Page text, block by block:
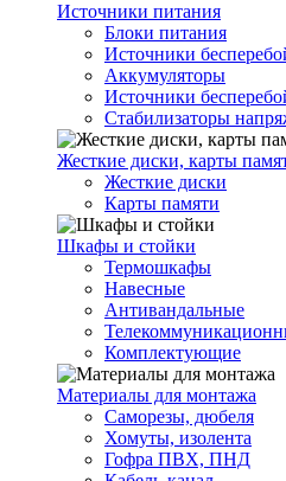
Источники питания
Блоки питания
Источники
Аккумуляторы
Источники
Стабилизаторы
Жесткие диски, карты
Жесткие диски
Карты памяти
Шкафы и стойки
Термошкафы
Навесные
Антивандальные
Комплектующие
Материалы для монтажа
Саморезы, дюбеля
Хомуты, изолента
Гофра ПВХ, ПНД